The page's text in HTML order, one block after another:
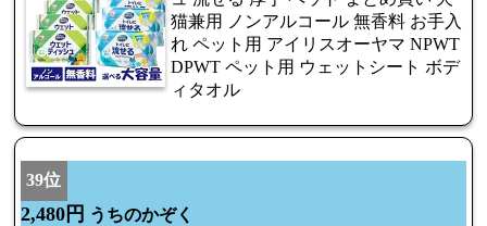
猫兼用 ノンアルコール 無香料 お手入
れ ペット用 アイリスオーヤマ NPWT
DPWT ペット用 ウェットシート ボデ
ィタオル
39位
2,480円 うちのかぞく